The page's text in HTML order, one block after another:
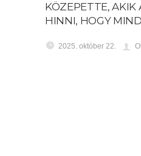
KÖZEPETTE, AKIK
HINNI, HOGY
2025. október 22.